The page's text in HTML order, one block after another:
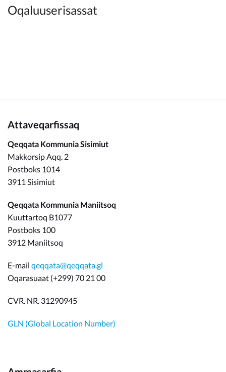
Oqaluuserisassat
Attaveqarfissaq
Qeqqata Kommunia Sisimiut
Makkorsip Aqq. 2
Postboks 1014
3911 Sisimiut
Qeqqata Kommunia Maniitsoq
Kuuttartoq B1077
Postboks 100
3912 Maniitsoq
E-mail qeqqata@qeqqata.gl
Oqarasuaat (+299) 70 21 00
CVR. NR. 31290945
GLN (Global Location Number)